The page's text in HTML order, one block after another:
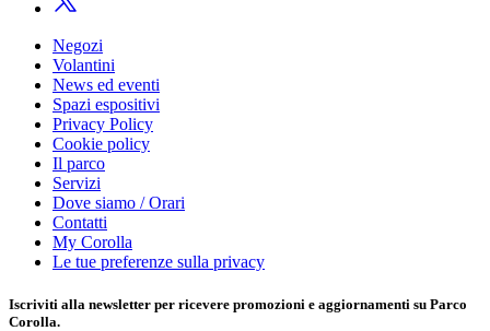
Negozi
Volantini
News ed eventi
Spazi espositivi
Privacy Policy
Cookie policy
Il parco
Servizi
Dove siamo / Orari
Contatti
My Corolla
Le tue preferenze sulla privacy
Iscriviti alla newsletter per ricevere promozioni e aggiornamenti su Parco
Corolla.